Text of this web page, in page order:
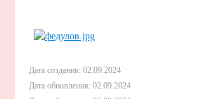
Дата создания: 02.09.2024
Дата обновления: 02.09.2024